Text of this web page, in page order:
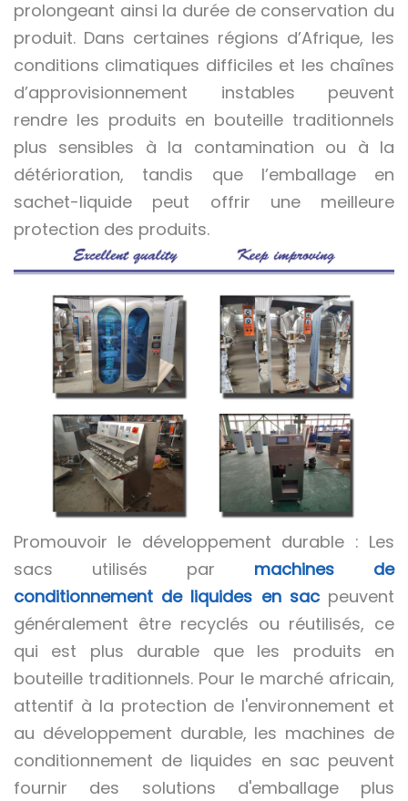
prolongeant ainsi la durée de conservation du
produit. Dans certaines régions d’Afrique, les
conditions climatiques difficiles et les chaînes
d’approvisionnement instables peuvent
rendre les produits en bouteille traditionnels
plus sensibles à la contamination ou à la
détérioration, tandis que l’emballage en
sachet-liquide peut offrir une meilleure
protection des produits.
Promouvoir le développement durable : Les
sacs utilisés par machines de
conditionnement de liquides en sacpeuvent
généralement être recyclés ou réutilisés, ce
qui est plus durable que les produits en
bouteille traditionnels. Pour le marché africain,
attentif à la protection de l'environnement et
au développement durable, les machines de
conditionnement de liquides en sac peuvent
fournir des solutions d'emballage plus